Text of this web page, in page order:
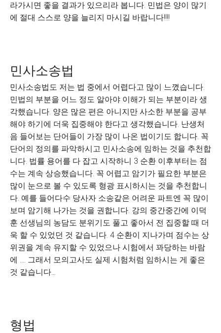
라가시면 좋을 결과가 있으리라 봅니다. 민법은 양이 많기
에 절대 스스로 양을 늘리지 마시길 바랍니다!!!!
민사소송법
민사소송법도 저는 법 중에서 어렵다고 많이 느꼈습니다.
민법의 부분을 어느 정도 알아야 이해가 되는 부분이라 생
각했습니다. 양은 많은 편은 아니지만 사소한 부분을 공부
해야 하기에 더욱 집중해야 한다고 생각했습니다. 난생처
음 들어보는 단어들이 가장 많이 나온 법이기도 합니다. 꼭
단어의 정의를 파악하시고 민사소송에 임하는 것을 추천합
니다. 법률 용어를 다 잡고 시작하니 3 순환 이후부터는 점
수는 계속 상승했습니다. 꼭 어렵고 암기가 필요한 부분은
많이 눈으로 볼 수 있도록 형광 표시하시는 것을 추천합니
다. 예를 들어다수 당사자 소송같은 어려운 파트엔 꼭 많이
보며 암기해 나가는 것을 권합니다. 강의 중간중간에 이덕
훈 선생님의 농담도 분위기도 풀고 좋아서 전 집중할 때 더
욱 할 수 있었던 것 같습니다. 4 순환이 지나가며 점수는 상
위권을 계속 유지할 수 있었으나 시험에서 꽈당하는 바람
에 .... 그래서 모의고사도 실제 시험처럼 임하시는 게 좋은
것 같습니다...
형법